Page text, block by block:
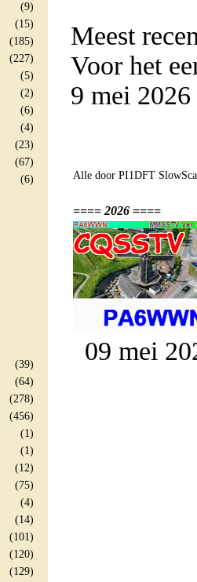
(9)
(15)
(185)
(227)
(5)
(2)
(6)
(4)
(23)
(67)
(6)
(39)
(64)
(278)
(456)
(1)
(1)
(12)
(75)
(4)
(14)
(101)
(120)
(129)
Meest
Voor het
9 mei
Alle door PI1DFT
==== 2026 ====
09 mei